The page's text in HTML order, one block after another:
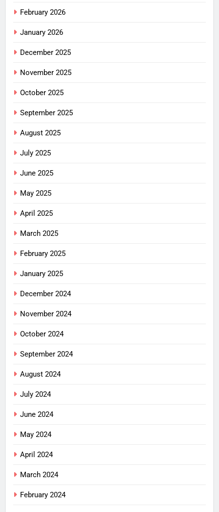
February 2026
January 2026
December 2025
November 2025
October 2025
September 2025
August 2025
July 2025
June 2025
May 2025
April 2025
March 2025
February 2025
January 2025
December 2024
November 2024
October 2024
September 2024
August 2024
July 2024
June 2024
May 2024
April 2024
March 2024
February 2024